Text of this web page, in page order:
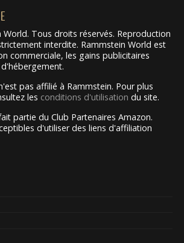
Tous droits réservés. Reproduction
interdite. Rammstein World est
commerciale, les gains publicitaires
pas affilié à Rammstein. Pour plus
les conditions d'utilisation du site.
partie du Club Partenaires Amazon.
d'utiliser des liens d'affiliation